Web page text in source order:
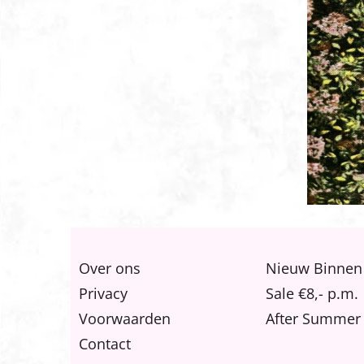
Over ons
Privacy
Voorwaarden
Contact
Nieuw Binnen
Sale €8,- p.m.
After Summer